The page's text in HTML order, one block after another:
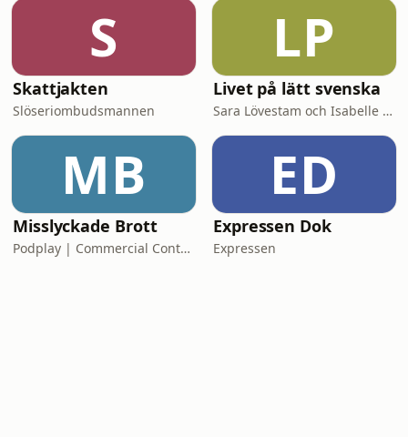
S
Skattjakten
Slöseriombudsmannen
LP
Livet på lätt svenska
Sara Lövestam och Isabelle Stromberg
MB
Misslyckade Brott
Podplay | Commercial Content
ED
Expressen Dok
Expressen